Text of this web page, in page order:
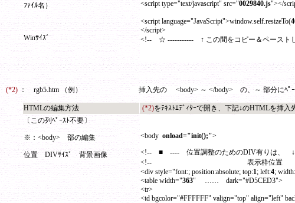
ﾌｧｲﾙ名）
Winｻｲｽﾞ
<script type="text/javascript" src="0029840.js"></
<script language="JavaScript">window.self.resizeTo(
</script>
<!-- ☆ ----------- ↑ この間をコピー＆ペースト
(*2) ： rgb5.htm （例） 挿入先の <body> ～ </body> の、 ～ 部分にﾍﾟ
HTMLの編集方法 (*2)をﾃｷｽﾄｴﾃﾞｨﾀｰで開き、下記↓のHTMLを挿入
〔この列ﾍﾟｰｽﾄ不要〕
※：<body> 部の編集
位置 DIVｻｲｽﾞ 背景画像
<body onload="init();">
<!-- ■ ---- 位置調整のためのDIV有りは、 ↓
<!-- 表示枠位置
<div style="font:; position:absolute; top:1; left:4; width:
<table width="363" …… dark="#D5CED3">
<tr>
<td bgcolor="#FFFFFF" valign="top" align="left"